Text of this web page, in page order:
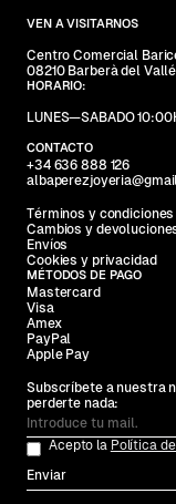
VEN A VISITARNOS
Centro Comercial
08210 Barberà del
HORARIO:
LUNES—SABADO
CONTACTO
+34 636 888 126
Términos y condiciones
Cambios y
Envíos
Cookies y privacidad
MÉTODOS DE PAGO
Mastercard
Visa
Amex
PayPal
Apple Pay
Subscríbete a nuestra
perderte nada:
Acepto la Política